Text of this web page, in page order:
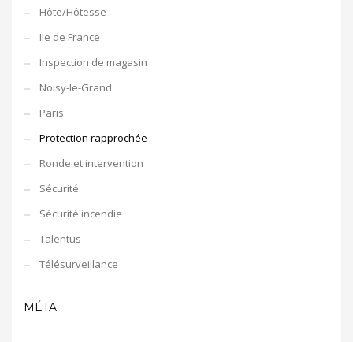
Hôte/Hôtesse
Ile de France
Inspection de magasin
Noisy-le-Grand
Paris
Protection rapprochée
Ronde et intervention
Sécurité
Sécurité incendie
Talentus
Télésurveillance
MÉTA